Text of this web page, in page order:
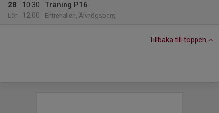
28
Lör
10:30
12:00
Träning P16
Entréhallen, Älvhögsborg
Tillbaka till toppen